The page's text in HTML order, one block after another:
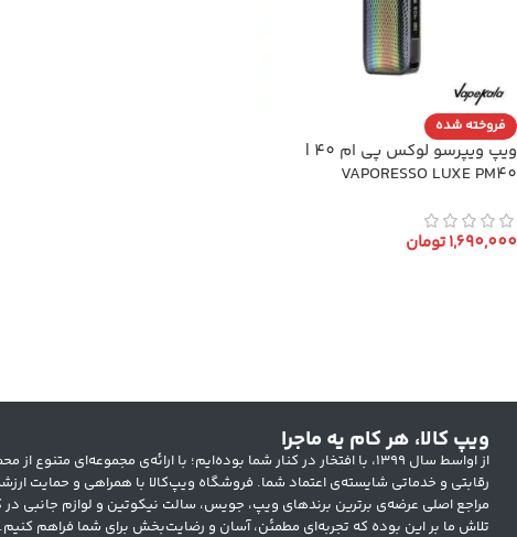
فروخته شده
ویپ ویپرسو لوکس پی ام 40 |
VAPORESSO LUXE PM40
1,690,000تومان
ویپ کالا، هر کام یه ماجرا
از اواسط سال ۱۳۹۹، با افتخار در کنار شما بوده‌ایم؛ با ارائه‌ی مجموعه‌ای
رقابتی و خدماتی شایسته‌ی اعتماد شما. فروشگاه ویپ‌کالا با همراهی و حمایت
مراجع اصلی عرضه‌ی برترین برندهای ویپ، جویس، سالت نیکوتین و لوازم جانبی
تلاش ما بر این بوده که تجربه‌ای مطمئن، آسان و رضایت‌بخش برای شما فراهم